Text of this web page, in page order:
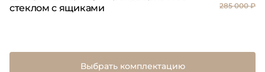
стеклом с ящиками
285 000 ₽
Выбрать комплектацию